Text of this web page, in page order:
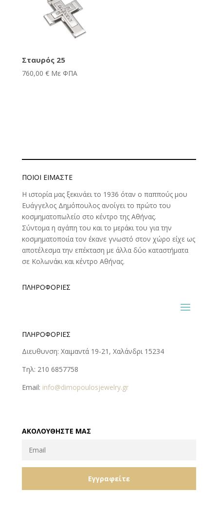
Σταυρός 25
760,00 € Με ΦΠΑ
ΠΟΙΟΊ ΕΊΜΑΣΤΕ
Η ιστορία μας ξεκινάει το 1936 όταν ο παππούς μου
Ευάγγελος Δημόπουλος ανοίγει το πρώτο του
κοσμηματοπωλείο στο κέντρο της Αθήνας.
Σύντομα η αγάπη του και το μεράκι του για την
κοσμηματοποιία τον έκανε γνωστό στον χώρο είχε ως
αποτέλεσμα την επέκταση με άλλα δύο καταστήματα
σε Κολωνάκι και κέντρο Αθήνας.
ΠΛΗΡΟΦΟΡΊΕΣ
ΠΛΗΡΟΦΟΡΊΕΣ
Διευθυνση: Χαιμαντά 19-21, Χαλάνδρι 15234
Τηλ: 210 6857758
Email: info@dimopoulosjewelry.gr
ΑΚΟΛΟΥΘΉΣΤΕ ΜΑΣ
Εγγραφείτε